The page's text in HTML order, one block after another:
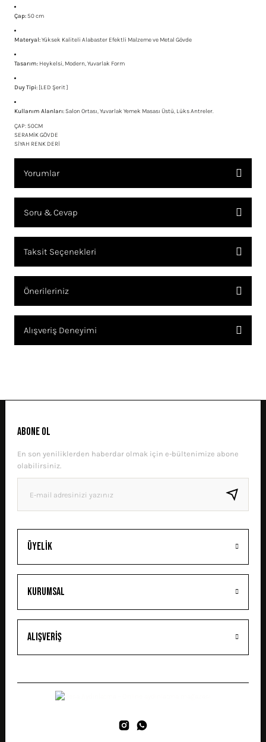
Çap:50 cm
Materyal:Yüksek Kaliteli Alabaster Efektli Malzeme ve Metal Gövde
Tasarım: Heykelsi, Modern, Yuvarlak Form
Duy Tipi: [LED Şerit ]
Kullanım Alanları:Salon Ortası, Yuvarlak Yemek Masası Üstü, Lüks Antreler.
ÇAP: 50CM
SERAMİK GÖVDE
SİYAH RENK DERİ
Yorumlar
Soru & Cevap
Taksit Seçenekleri
Önerileriniz
konularda yetersiz gördüğünüz noktaları öneri formunu kullanarak
tarafımıza iletebilirsiniz.
Ürün fiyatı diğer sitelerden daha pahalı.
Bu ürüne benzer farklı alternatifler olmalı.
GÖNDER
Alışveriş Deneyimi
Üyelik
Kurumsal
Alışveriş
ABONE OL
En son yeniliklerden haberdar olmak için e-bültenimize abone
olabilirsiniz.